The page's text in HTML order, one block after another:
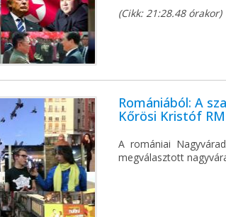
(Cikk: 21:28.48 órakor)
Romániából: A
Kőrösi Kristóf
A romániai
megválasztott